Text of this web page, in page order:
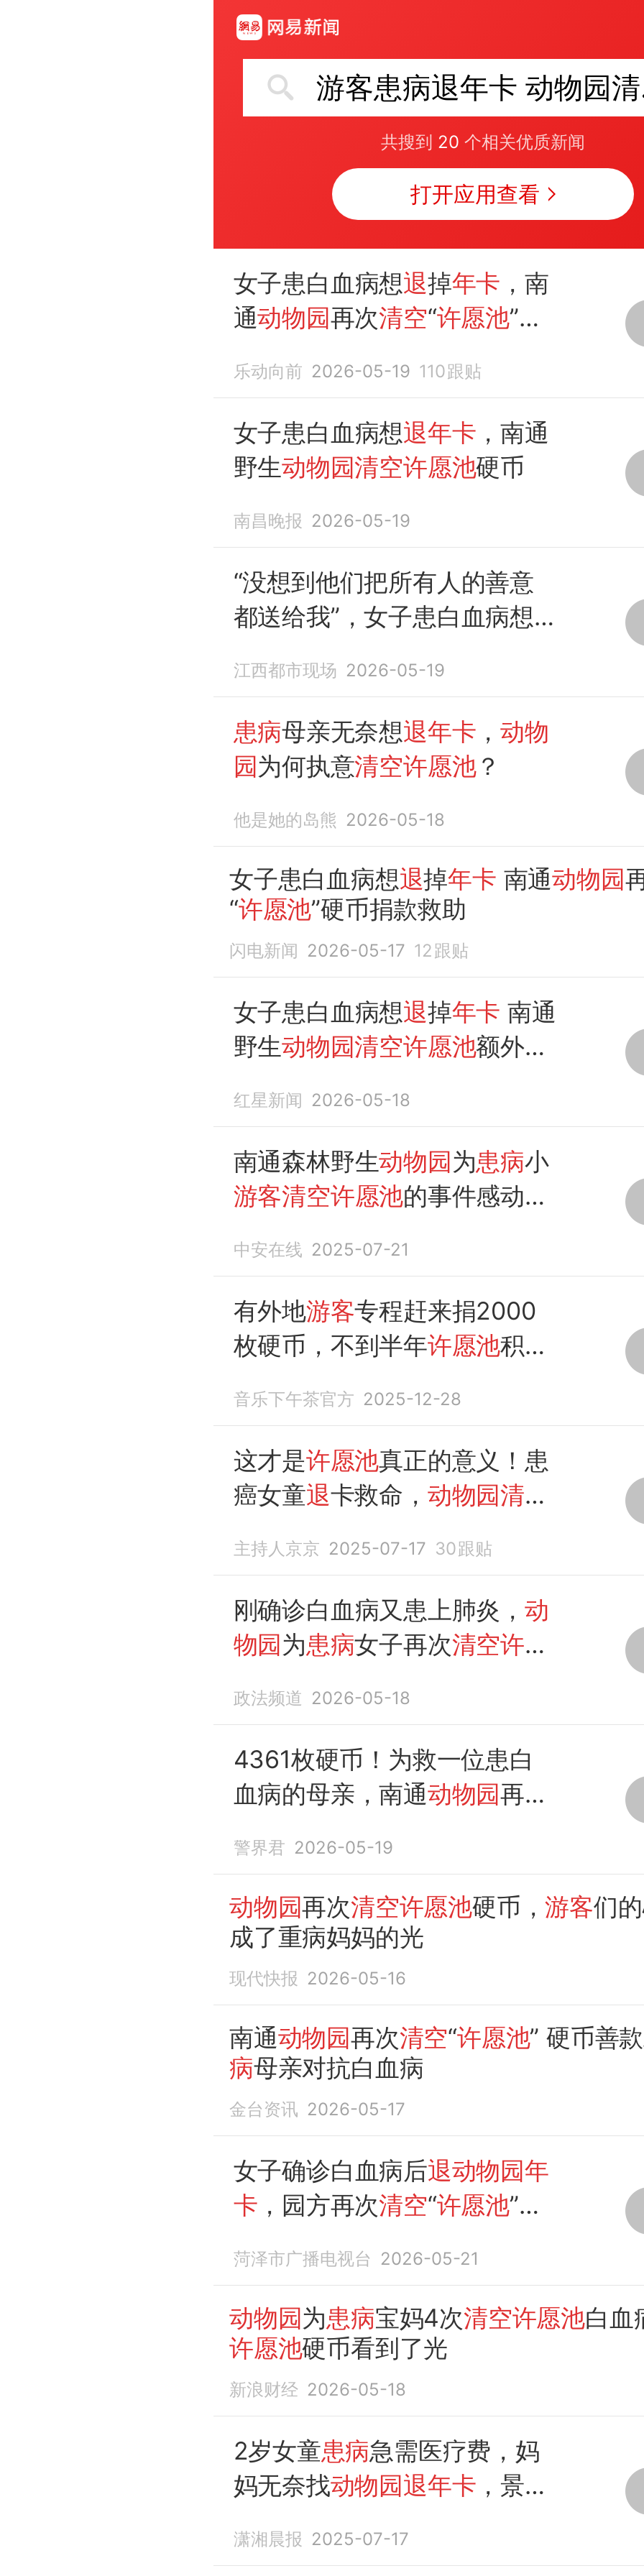
共搜到 20 个相关优质新闻
打开应用查看
女子患白血病想退掉年卡 ，南
通动物园再次清空“许愿池”硬
乐动向前 2026-05-19 110跟贴
女子患白血病想退年卡 ，南通
野生动物园清空许愿池硬币
南昌晚报 2026-05-19
“没想到他们把所有人的善意
都送给我”，女子患白血病想
1万元
江西都市现场 2026-05-19
患病母亲无奈想退年卡 ，动物
园为何执意清空许愿池？
他是她的岛熊 2026-05-18
女子患白血病想退掉年卡 南通动物园
“许愿池”硬币捐款救助
闪电新闻 2026-05-17 12 跟贴
女子患白血病想退掉年卡 南通
野生动物园清空许愿池额外捐
红星新闻 2026-05-18
南通森林野生动物园为患病小
游客清空许愿池的事件感动了
中安在线 2025-07-21
有外地游客专程赶来捐2000
枚硬币，不到半年许愿池积攒
空许愿池硬币捐款，善意延
续，这就是许愿池的意义！
音乐下午茶官方 2025-12-28
这才是许愿池真正的意义！患
癌女童退卡救命， 动物园清空
主持人京京 2025-07-17 30跟贴
刚确诊白血病又患上肺炎，动
物园为患病女子再次清空许愿
政法频道 2026-05-18
4361枚硬币！为救一位患白
血病的母亲，南通动物园再次
警界君 2026-05-19
动物园再次清空许愿池硬币，游客们
成了重病妈妈的光
现代快报 2026-05-16
南通动物园再次清空“许愿池” 硬币善
病母亲对抗白血病
金台资讯 2026-05-17
女子确诊白血病后退动物园年
卡 ，园方再次清空“许愿池”，
菏泽市广播电视台 2026-05-21
动物园为患病宝妈4次清空许愿池白血
许愿池硬币看到了光
新浪财经 2026-05-18
2岁女童患病急需医疗费，妈
妈无奈找动物园退年卡 ，景区
元！
潇湘晨报 2025-07-17